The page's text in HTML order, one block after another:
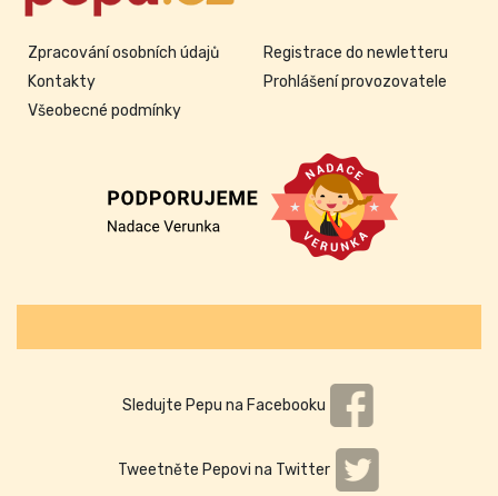
Zpracování osobních údajů
Kontakty
Všeobecné podmínky
Registrace do newletteru
Prohlášení provozovatele
Sledujte Pepu na Facebooku
Tweetněte Pepovi na Twitter